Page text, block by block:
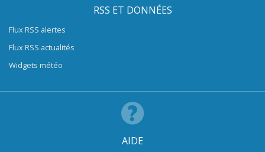
RSS ET DONNÉES
Flux RSS alertes
Flux RSS actualités
Widgets météo
AIDE